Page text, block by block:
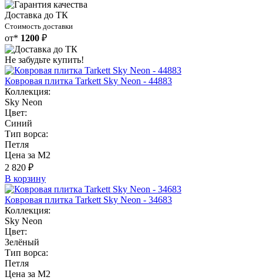
Доставка до ТК
Стоимость доставки
от* 1200 ₽
Не забудьте купить!
Ковровая плитка Tarkett Sky Neon - 44883
Коллекция:
Sky Neon
Цвет:
Синий
Тип ворса:
Петля
Цена за М2
2 820 ₽
В корзину
Ковровая плитка Tarkett Sky Neon - 34683
Коллекция:
Sky Neon
Цвет:
Зелёный
Тип ворса:
Петля
Цена за М2